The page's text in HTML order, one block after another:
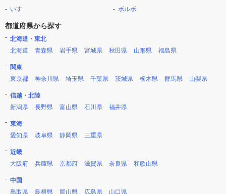
いすゞ
ボルボ
都道府県から探す
北海道・東北
北海道
青森県 岩手県 宮城県 秋田県 山形県 福島県
関東
東京都
神奈川県 埼玉県 千葉県 茨城県 栃木県 群馬県 山梨県
信越・北陸
新潟県
長野県 富山県 石川県 福井県
東海
愛知県
岐阜県 静岡県 三重県
近畿
大阪府
兵庫県 京都府 滋賀県 奈良県 和歌山県
中国
鳥取県
島根県 岡山県 広島県 山口県